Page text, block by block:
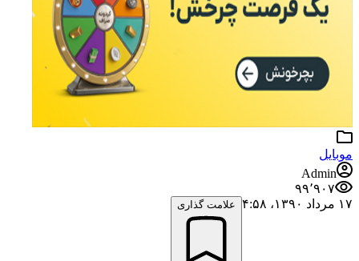
موبایل
Admin
۹۹٬۹۰۷
۱۷ مرداد ۱۳۹۰،‏ ۴:۵۸
علامت گذاری